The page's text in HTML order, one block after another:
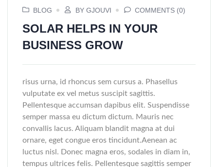
BLOG BY GJOUVI COMMENTS (0)
SOLAR HELPS IN YOUR
BUSINESS GROW
risus urna, id rhoncus sem cursus a. Phasellus
vulputate ex vel metus suscipit sagittis.
Pellentesque accumsan dapibus elit. Suspendisse
semper massa eu dictum dictum. Mauris nec
convallis lacus. Aliquam blandit magna at dui
ornare, eget congue eros tincidunt.Aenean ac
luctus nisl. Donec magna eros, sodales in diam in,
tempus ultrices felis. Pellentesque sagittis semper